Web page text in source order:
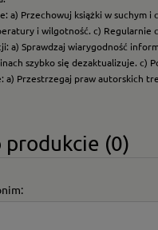
a) Przechowuj książki w suchym
i wilgotność. c) Regularnie
a) Sprawdzaj wiarygodność
szybko się dezaktualizuje. c)
a) Przestrzegaj praw autorskich
produkcie (0)